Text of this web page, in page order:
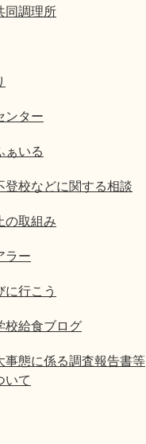
同調理所
ンター
ぁいる
登校などに関する相談
の取組み
ラー
に行こう
校給食ブログ
事態に係る調査報告書等
いて